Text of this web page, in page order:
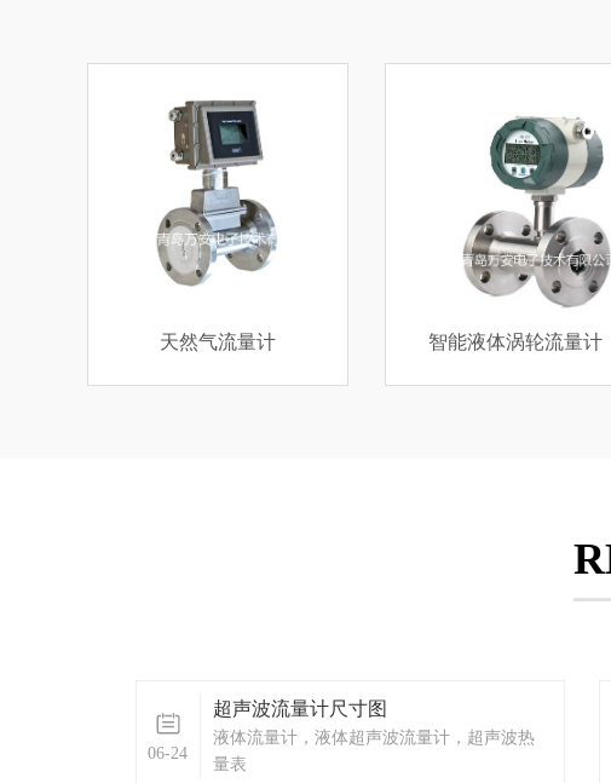
智能液体涡轮流量计 智能腰轮流量计
06-24
超声波流量计尺寸图
液体流量计，液体超声波流量计，超声波热
量表